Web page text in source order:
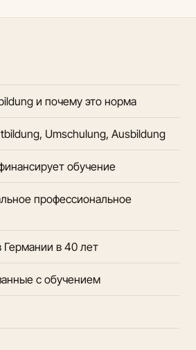
и почему это норма
Umschulung, Ausbildung
обучение
профессиональное
Германии в 40 лет
с обучением